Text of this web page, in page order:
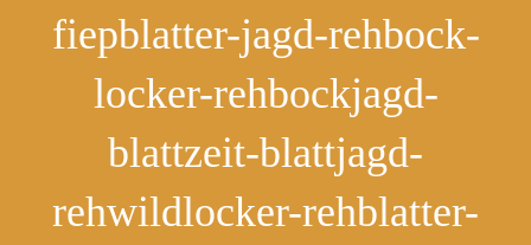
fiepblatter-jagd-rehbock-
locker-rehbockjagd-
blattzeit-blattjagd-
rehwildlocker-rehblatter-